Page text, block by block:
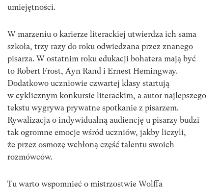
umiejętności.
W marzeniu o karierze literackiej utwierdza ich sama
szkoła, trzy razy do roku odwiedzana przez znanego
pisarza. W ostatnim roku edukacji bohatera mają być
to Robert Frost, Ayn Rand i Ernest Hemingway.
Dodatkowo uczniowie czwartej klasy startują
w cyklicznym konkursie literackim, a autor najlepszego
tekstu wygrywa prywatne spotkanie z pisarzem.
Rywalizacja o indywidualną audiencję u pisarzy budzi
tak ogromne emocje wśród uczniów, jakby liczyli,
że przez osmozę wchłoną część talentu swoich
rozmówców.
Tu warto wspomnieć o mistrzostwie Wolffa